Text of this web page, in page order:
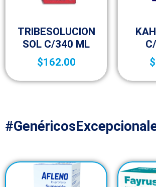
TRIBESOLUCION
SOL C/340 ML
$162.00
$